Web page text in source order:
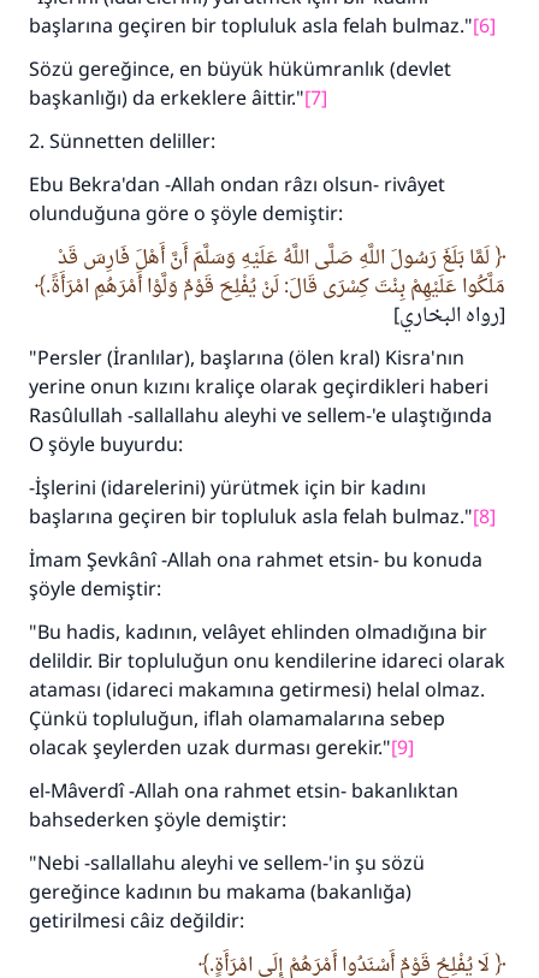
başlarına geçiren bir topluluk asla felah bulmaz."[6]
Sözü gereğince, en büyük hükümranlık (devlet
başkanlığı) da erkeklere âittir."[7]
2. Sünnetten deliller:
Ebu Bekra'dan -Allah ondan râzı olsun- rivâyet
olunduğuna göre o şöyle demiştir:
لَمَّا بَلَغَ رَسُولَ اللَّهِ صَلَّى اللَّهُ عَلَيْهِ وَسَلَّمَ أَنَّ أَهْلَ فَارِسَ قَدْ
مَلَّكُوا عَلَيْهِمْ بِنْتَ كِسْرَى قَالَ: لَنْ يُفْلِحَ قَوْمٌ وَلَّوْا أَمْرَهُمِ امْرَأَةً.
[رواه البخاري]
"Persler (İranlılar), başlarına (ölen kral) Kisra'nın
yerine onun kızını kraliçe olarak geçirdikleri haberi
Rasûlullah -sallallahu aleyhi ve sellem-'e ulaştığında
O şöyle buyurdu:
-İşlerini (idarelerini) yürütmek için bir kadını
başlarına geçiren bir topluluk asla felah bulmaz."[8]
İmam Şevkânî -Allah ona rahmet etsin- bu konuda
şöyle demiştir:
"Bu hadis, kadının, velâyet ehlinden olmadığına bir
delildir. Bir topluluğun onu kendilerine idareci olarak
ataması (idareci makamına getirmesi) helal olmaz.
Çünkü topluluğun, iflah olamamalarına sebep
olacak şeylerden uzak durması gerekir."[9]
el-Mâverdî -Allah ona rahmet etsin- bakanlıktan
bahsederken şöyle demiştir:
"Nebi -sallallahu aleyhi ve sellem-'in şu sözü
gereğince kadının bu makama (bakanlığa)
getirilmesi câiz değildir:
لَا يُفْلِحُ قَوْمٌ أَسْنَدُوا أَمْرَهُمْ إِلَى امْرَأَةٍ.
110845 Nolu Cevap, bir evliliği
kurtardı.
Ümmete cevapları ulaştırmak için bizi destekle
Rasulullah ﷺ şöyle dedi:
Her kim bir hayra yol gösterirse , hayrı yapan
kişinin sevabı kadar ona sevap yazılır.
Şimdi katkı yapın!